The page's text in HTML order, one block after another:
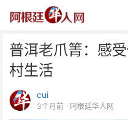
普洱老爪箐：感
村生活
cui
3个月前 · 阿根廷华人网